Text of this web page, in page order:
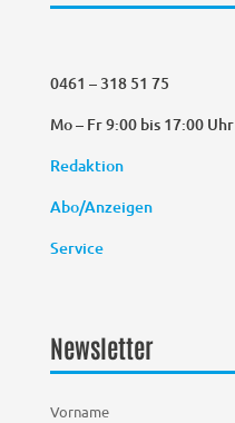
0461 – 318 51 75
Mo – Fr 9:00 bis 17:00 Uhr
Redaktion
Abo/Anzeigen
Service
Newsletter
Vorname